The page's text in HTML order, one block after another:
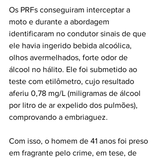
Os PRFs conseguiram interceptar a
moto e durante a abordagem
identificaram no condutor sinais de que
ele havia ingerido bebida alcoólica,
olhos avermelhados, forte odor de
álcool no hálito. Ele foi submetido ao
teste com etilômetro, cujo resultado
aferiu 0,78 mg/L (miligramas de álcool
por litro de ar expelido dos pulmões),
comprovando a embriaguez.
Com isso, o homem de 41 anos foi preso
em fragrante pelo crime, em tese, de